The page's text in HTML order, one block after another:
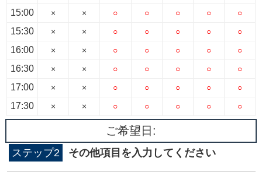
15:00
15:30
16:00
16:30
17:00
17:30
×
×
×
×
×
×
×
×
×
×
×
×
○
○
○
○
○
○
○
○
○
○
○
○
○
○
○
○
○
○
○
○
○
○
○
○
○
○
○
○
○
○
ご希望日:
ステップ2 その他項目を入力してください